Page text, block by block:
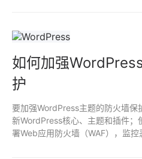
如何加强
护
要加强WordPress主题的防火墙保
新WordPress核心、主题和插件；
署Web应用防火墙（WAF），监